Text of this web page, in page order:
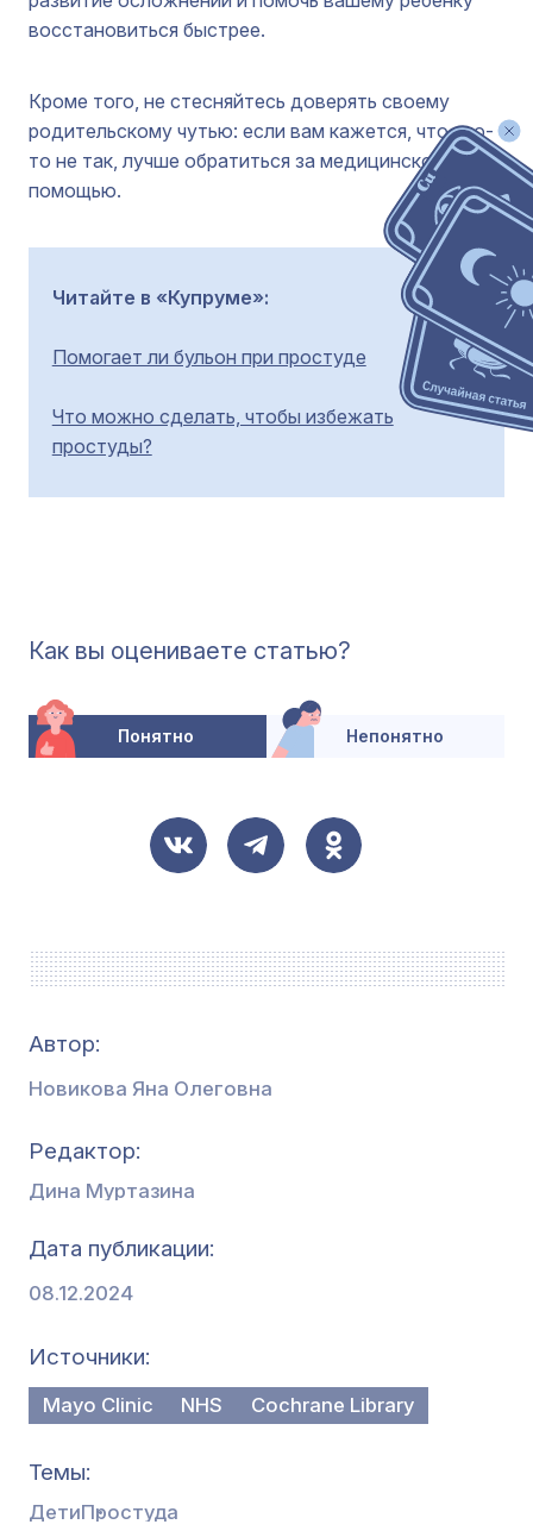
восстановиться быстрее.
Кроме того, не стесняйтесь доверять своему
родительскому чутью: если вам кажется, что что-
то не так, лучше обратиться за медицинской
помощью.
Читайте в «Купруме»:
Помогает ли бульон при простуде
Что можно сделать, чтобы избежать
простуды?
Как вы оцениваете статью?
Понятно Непонятно
Автор:
Новикова Яна Олеговна
Редактор
Дина Муртазина
Дата публикации
08.12.2024
Источники
Mayo Clinic NHS Cochrane Library
Темы
ДетиПростуда